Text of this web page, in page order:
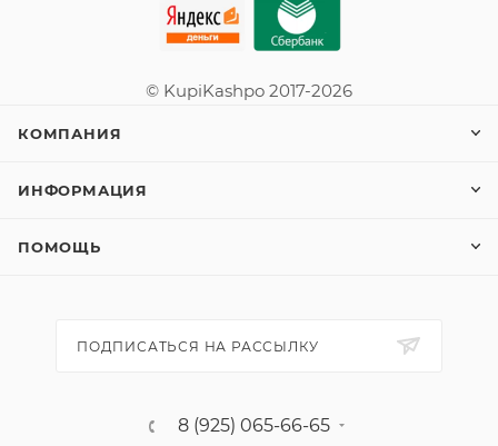
© KupiKashpo 2017-2026
КОМПАНИЯ
ИНФОРМАЦИЯ
ПОМОЩЬ
ПОДПИСАТЬСЯ НА РАССЫЛКУ
8 (925) 065-66-65